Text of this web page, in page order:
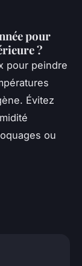
pour
?
pour peindre
Évitez
ou